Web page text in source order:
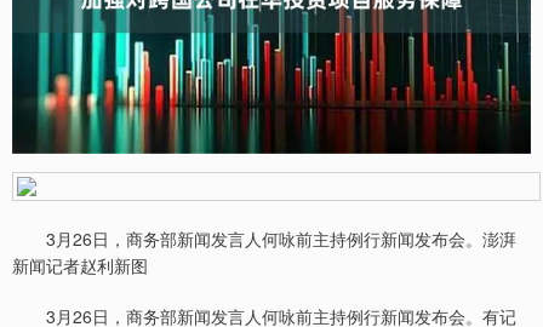
3月26日，商务部新闻发言人何咏前主持例行新闻发布会。澎湃
新闻记者赵利新图
3月26日，商务部新闻发言人何咏前主持例行新闻发布会。有记